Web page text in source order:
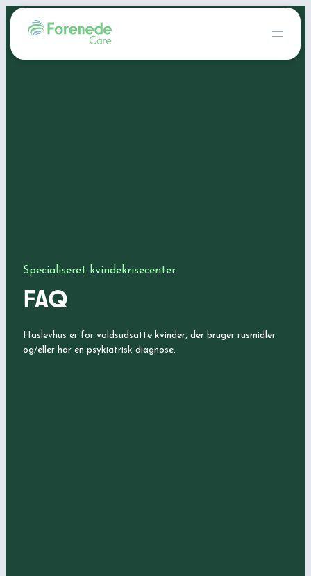
Specialiseret kvindekrisecenter
FAQ
Haslevhus er for voldsudsatte kvinder, der bruger rusmidler
og/eller har en psykiatrisk diagnose.